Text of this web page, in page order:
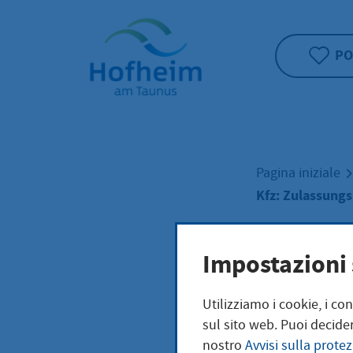
Home"
Pagina iniziale
Kfz:
Kfz:
Utilizziamo i cookie, i
sul sito web. Puoi
nostro Avvisi sulla